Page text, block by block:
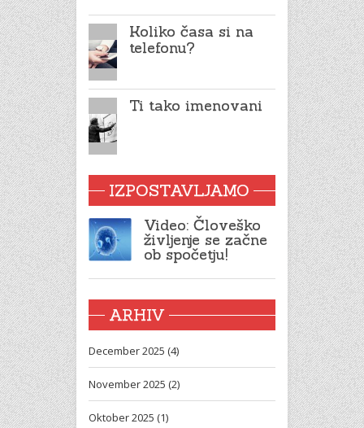
Koliko časa si na
telefonu?
Ti tako imenovani
IZPOSTAVLJAMO
Video: Človeško
življenje se začne
ob spočetju!
ARHIV
December 2025 (4)
November 2025 (2)
Oktober 2025 (1)